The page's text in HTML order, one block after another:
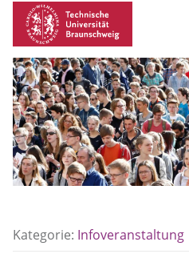
Kategorie: Infoveranstaltung